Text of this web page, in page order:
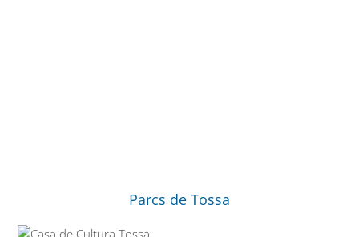
Parcs de Tossa